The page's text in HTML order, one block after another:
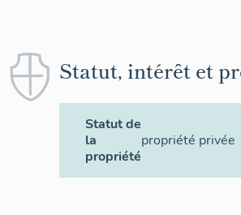
Statut, intérêt et
Statut de
la
propriété
propriété privée